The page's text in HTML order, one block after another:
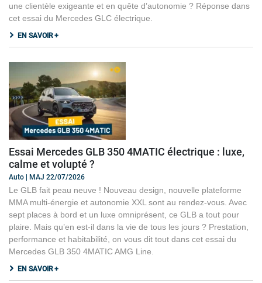
une clientèle exigeante et en quête d’autonomie ? Réponse dans
cet essai du Mercedes GLC électrique.
EN SAVOIR +
Essai Mercedes GLB 350 4MATIC électrique : luxe,
calme et volupté ?
Auto | MAJ 22/07/2026
Le GLB fait peau neuve ! Nouveau design, nouvelle plateforme
MMA multi-énergie et autonomie XXL sont au rendez-vous. Avec
sept places à bord et un luxe omniprésent, ce GLB a tout pour
plaire. Mais qu’en est-il dans la vie de tous les jours ? Prestation,
performance et habitabilité, on vous dit tout dans cet essai du
Mercedes GLB 350 4MATIC AMG Line.
EN SAVOIR +